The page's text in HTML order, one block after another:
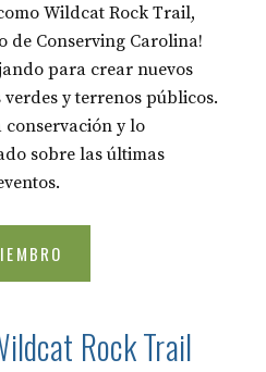
Wildcat Rock Trail,
de Conserving Carolina!
para crear nuevos
y terrenos públicos.
conservación y lo
sobre las últimas
Rock Trail